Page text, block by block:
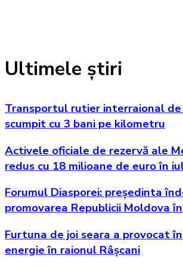
Ultimele știri
Transportul rutier interraional de
scumpit cu 3 bani pe kilometru
Activele oficiale de rezervă ale
redus cu 18 milioane de euro în
Forumul Diasporei: președinta
promovarea Republicii Moldova
Furtuna de joi seara a provocat
energie în raionul Râșcani